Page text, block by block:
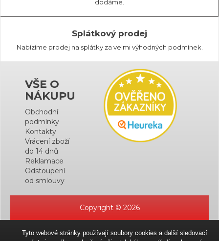
dodáme.
Splátkový prodej
Nabízíme prodej na splátky za velmi výhodných podmínek.
VŠE O
NÁKUPU
Obchodní
podmínky
Kontakty
Vrácení zboží
do 14 dnů
Reklamace
Odstoupení
od smlouvy
Copyright © 2026
Tyto webové stránky používají soubory cookies a další sledovací